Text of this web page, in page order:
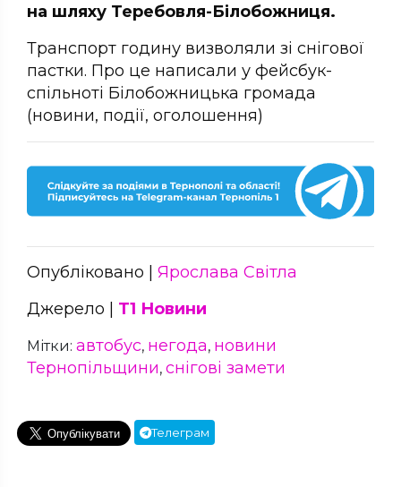
на шляху Теребовля-Білобожниця.
Транспорт годину визволяли зі снігової
пастки. Про це написали у фейсбук-
спільноті Білобожницька громада
(новини, події, оголошення)
Опубліковано | Ярослава Світла
Джерело | Т1 Новини
Мітки: автобус, негода, новини
Тернопільщини, снігові замети
Телеграм